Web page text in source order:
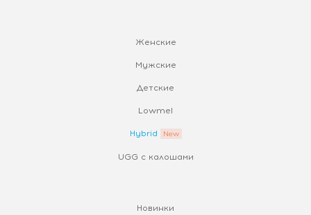
Женские
Мужские
Детские
Lowmel
Hybrid
UGG с калошами
Новинки